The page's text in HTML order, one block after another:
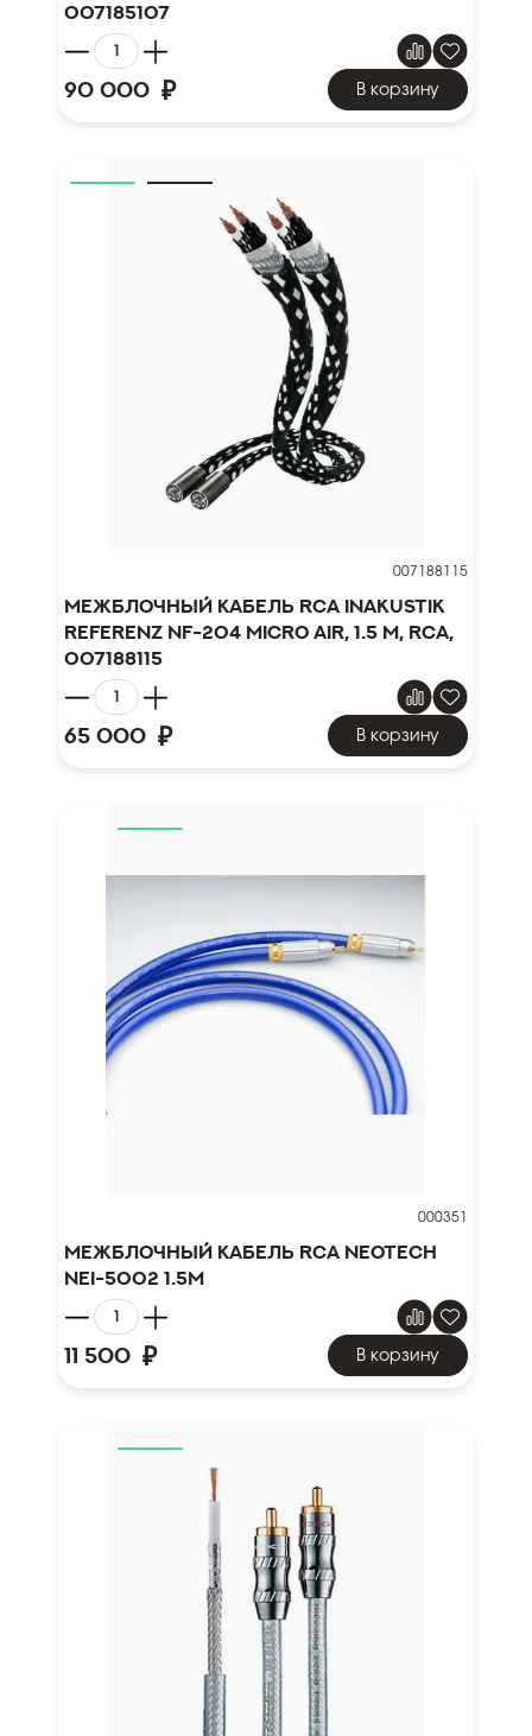
007185107
90 000 ₽ В корзину
007188115
Межблочный кабель RCA Inakustik
Referenz NF-204 Micro AIR, 1.5 m, RCA,
007188115
65 000 ₽ В корзину
000351
Межблочный кабель RCA NEOTECH
NEI-5002 1.5м
11 500 ₽ В корзину